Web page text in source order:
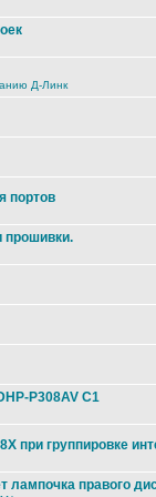
Д-Линк
портов
прошивки.
P308AV C1
при группировке
лампочка правого